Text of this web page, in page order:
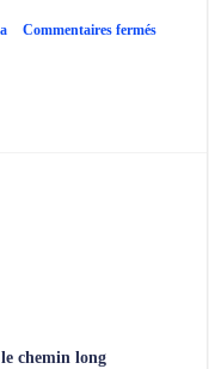
Commentaires ferméssur
chemin long